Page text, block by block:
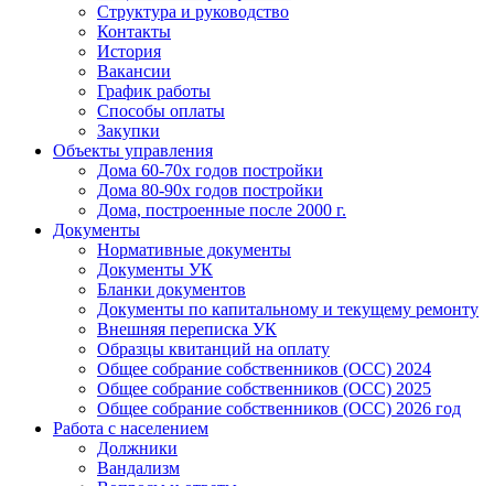
Структура и руководство
Контакты
История
Вакансии
График работы
Способы оплаты
Закупки
Объекты управления
Дома 60-70х годов постройки
Дома 80-90х годов постройки
Дома, построенные после 2000 г.
Документы
Нормативные документы
Документы УК
Бланки документов
Документы по капитальному и текущему ремонту
Внешняя переписка УК
Образцы квитанций на оплату
Общее собрание собственников (ОСС) 2024
Общее собрание собственников (ОСС) 2025
Общее собрание собственников (ОСС) 2026 год
Работа с населением
Должники
Вандализм